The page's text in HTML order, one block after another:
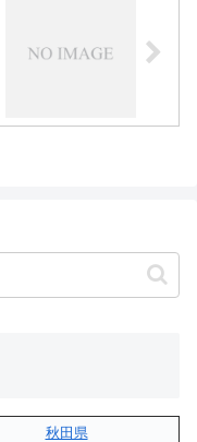
秋田県